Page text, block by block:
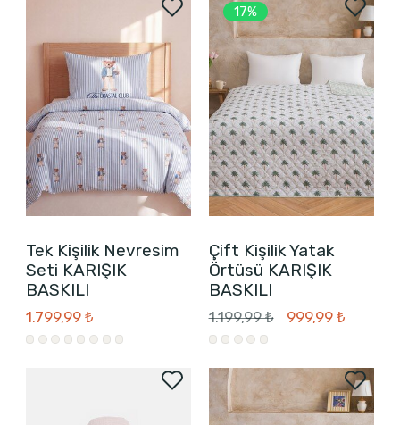
Tek Kişilik Nevresim
Seti KARIŞIK
BASKILI
1.799,99 ₺
17%
Çift Kişilik Yatak
Örtüsü KARIŞIK
BASKILI
1.199,99 ₺ 999,99 ₺